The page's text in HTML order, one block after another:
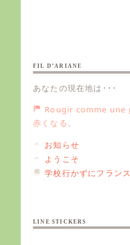
FIL D’ARIANE
あなたの現在地は･･･
Rougir comme une
赤くなる。
お知らせ
ようこそ
学校行かずにフランス
LINE STICKERS